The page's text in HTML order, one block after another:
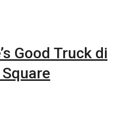
Good Truck di